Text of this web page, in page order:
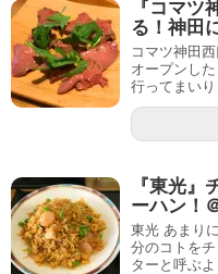
『コマツ
る！神田
コマツ神田
オープンし
行ってまい
『東光』
ーハン！
東光 あまり
分のコトを
ターと呼ぶよ